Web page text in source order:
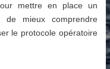
mettre en place un
de mieux comprendre
le protocole opératoire